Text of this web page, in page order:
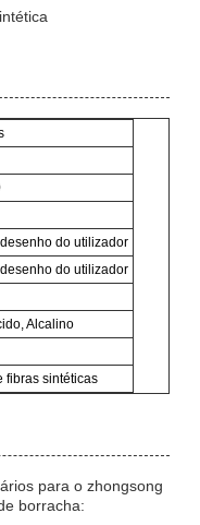
do utilizador
do utilizador
Alcalino
fibras sintéticas
para o zhongsong
borracha: